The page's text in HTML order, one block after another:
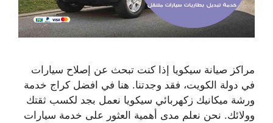
مراكز صيانة سيكويا إذا كنت تبحث عن إصلاح سيارات
في دولة الكويت، فقد وجدتنا. هنا في افضل كراج خدمة
ورشة ميكانيك زكهربائي سيكويا نعمل بجد لكسب ثقتك
وولائك. نحن نعلم مدى أهمية العثور على خدمة سيارات